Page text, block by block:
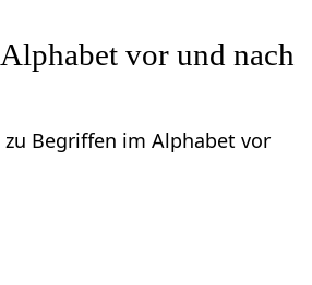
vor und nach
Begriffen im Alphabet vor